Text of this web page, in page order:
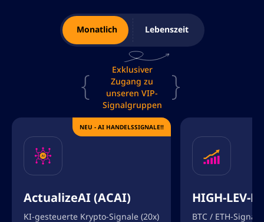
Monatlich Lebenszeit
Exklusiver
Zugang zu
unseren VIP-
Signalgruppen
NEU - AI HANDELSSIGNALE!!
ActualizeAI (ACAI)
KI-gesteuerte Krypto-Signale (20x)
HIGH-LEV-
BTC / ETH-